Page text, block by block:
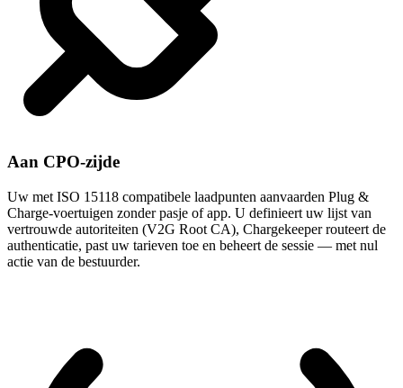
Aan CPO-zijde
Uw met ISO 15118 compatibele laadpunten aanvaarden Plug &
Charge-voertuigen zonder pasje of app. U definieert uw lijst van
vertrouwde autoriteiten (V2G Root CA), Chargekeeper routeert de
authenticatie, past uw tarieven toe en beheert de sessie — met nul
actie van de bestuurder.